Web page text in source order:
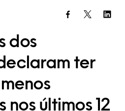
dos
ter
nos últimos 12